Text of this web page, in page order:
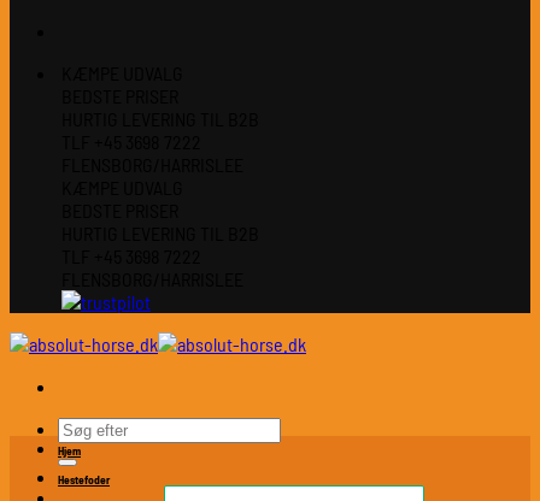
Søg
efter:
Hjem
Hestefoder